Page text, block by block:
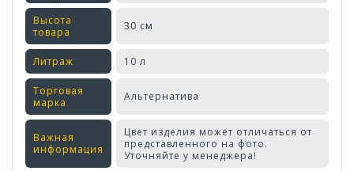
Высота
товара
30 см
Литраж 10 л
Торговая
марка
Альтернатива
Важная
информация
Цвет изделия может отличаться от
представленного на фото.
Уточняйте у менеджера!